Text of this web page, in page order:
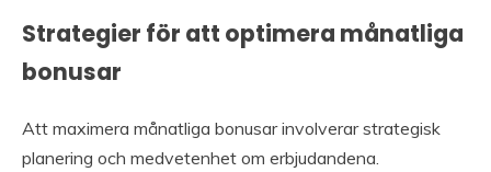
Strategier för att optimera månatliga
bonusar
Att maximera månatliga bonusar involverar strategisk
planering och medvetenhet om erbjudandena.